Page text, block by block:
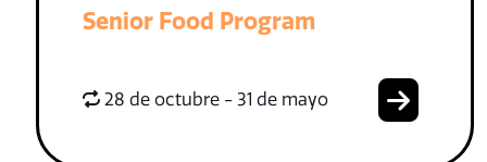
Senior Food Program
28 de octubre - 31 de mayo